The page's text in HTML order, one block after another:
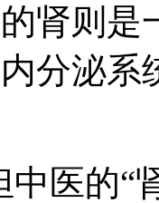
肾则是
分泌系
中医的“